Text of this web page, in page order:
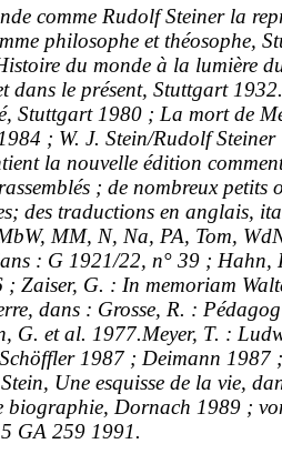
comme Rudolf Steiner la
philosophe et théosophe,
du monde à la lumière
dans le présent, Stuttgart
Stuttgart 1980 ; La mort de
; W. J. Stein/Rudolf
la nouvelle édition
; de nombreux
des traductions en anglais,
MM, N, Na, PA, Tom,
: G 1921/22, n° 39 ; Hahn,
; Zaiser, G. : In memoriam
dans : Grosse, R. :
G. et al. 1977.Meyer, T. :
1987 ; Deimann 1987
Une esquisse de la vie,
biographie, Dornach 1989 ;
GA 259 1991.